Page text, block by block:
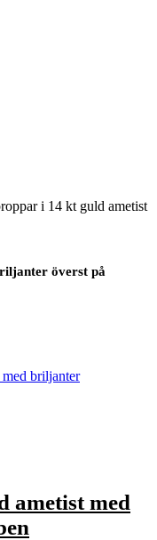
i 14 kt guld ametist
överst på
ametist med